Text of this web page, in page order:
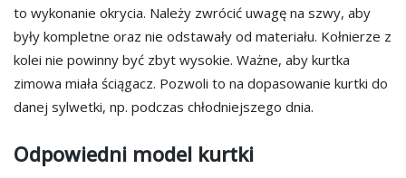
to wykonanie okrycia. Należy zwrócić uwagę na szwy, aby
były kompletne oraz nie odstawały od materiału. Kołnierze z
kolei nie powinny być zbyt wysokie. Ważne, aby kurtka
zimowa miała ściągacz. Pozwoli to na dopasowanie kurtki do
danej sylwetki, np. podczas chłodniejszego dnia.
Odpowiedni model kurtki